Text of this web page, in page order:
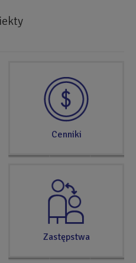
Cenniki
Zastępstwa